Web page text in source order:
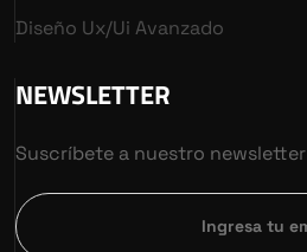
Diseño Ux/ui Avanzado
NEWSLETTER
Suscríbete a nuestro newsletter